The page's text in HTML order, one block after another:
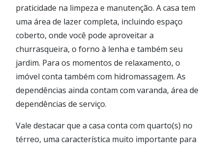
praticidade na limpeza e manutenção. A casa tem
uma área de lazer completa, incluindo espaço
coberto, onde você pode aproveitar a
churrasqueira, o forno à lenha e também seu
jardim. Para os momentos de relaxamento, o
imóvel conta também com hidromassagem. As
dependências ainda contam com varanda, área de
dependências de serviço.
Vale destacar que a casa conta com quarto(s) no
térreo, uma característica muito importante para